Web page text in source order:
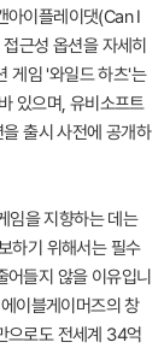
아이플레이댓(Can I
근성 옵션을 자세히
게임 '와일드 하츠'는
있으며, 유비소프트
출시 사전에 공개하
임을 지향하는 데는
하기 위해서는 필수
어들지 않을 이유입니
이블게이머즈의 창
으로도 전세계 34억